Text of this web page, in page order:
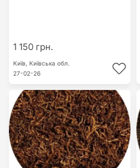
1 150 грн.
Київ, Київська обл.
27-02-26